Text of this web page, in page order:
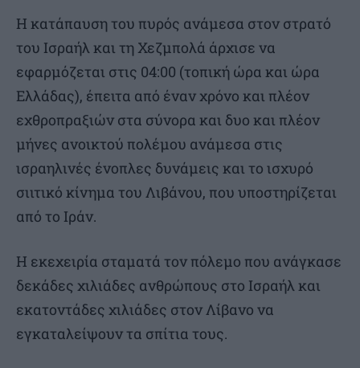
Η κατάπαυση του πυρός ανάμεσα στον στρατό
του Ισραήλ και τη Χεζμπολά άρχισε να
εφαρμόζεται στις 04:00 (τοπική ώρα και ώρα
Ελλάδας), έπειτα από έναν χρόνο και πλέον
εχθροπραξιών στα σύνορα και δυο και πλέον
μήνες ανοικτού πολέμου ανάμεσα στις
ισραηλινές ένοπλες δυνάμεις και το ισχυρό
σιιτικό κίνημα του Λιβάνου, που υποστηρίζεται
από το Ιράν.
Η εκεχειρία σταματά τον πόλεμο που ανάγκασε
δεκάδες χιλιάδες ανθρώπους στο Ισραήλ και
εκατοντάδες χιλιάδες στον Λίβανο να
εγκαταλείψουν τα σπίτια τους.